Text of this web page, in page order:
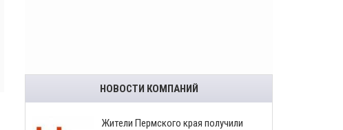
НОВОСТИ КОМПАНИЙ
​Жители Пермского края получили